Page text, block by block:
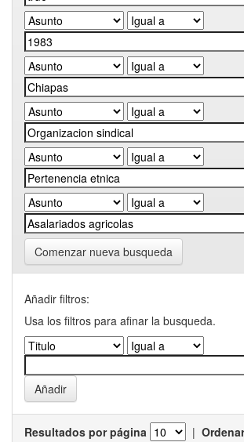
Comenzar nueva busqueda
Añadir filtros:
Usa los filtros para afinar la busqueda.
Resultados por página |